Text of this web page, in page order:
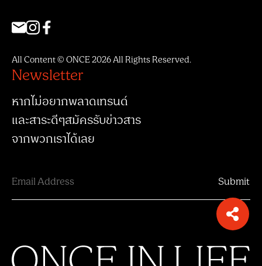
All Content © ONCE 2026 All Rights Reserved.
Newsletter
หากไม่อยากพลาดเทรนด์
และสาระดีๆสมัครรับข่าวสาร
จากพวกเราได้เลย